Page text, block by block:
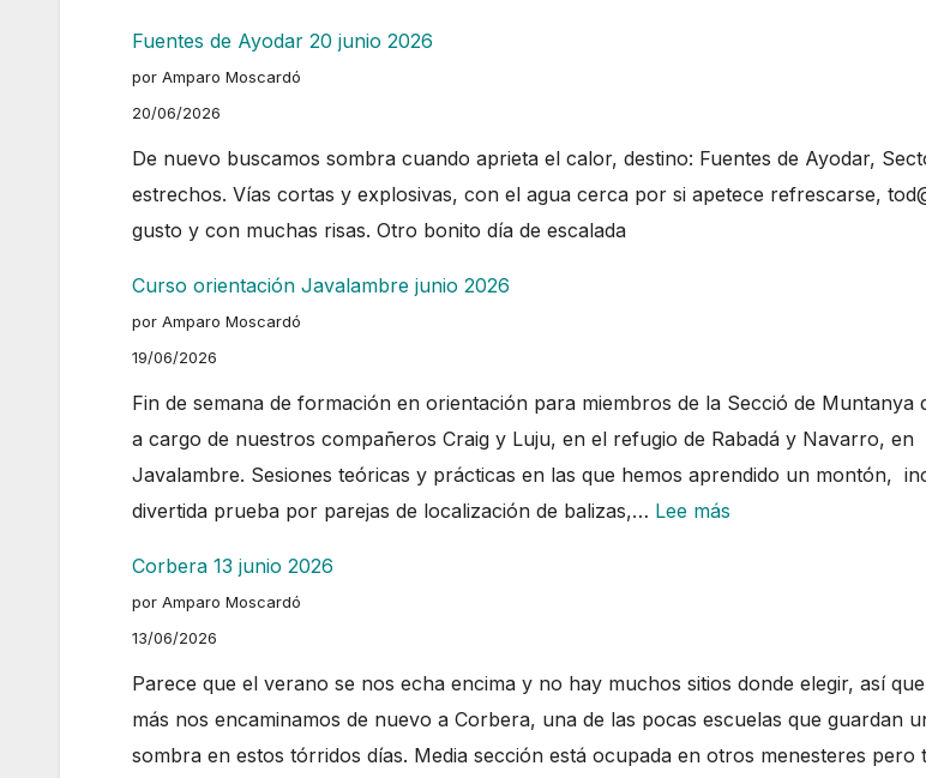
2026
Fuentes de Ayodar 20 junio 2026
por Amparo Moscardó
20/06/2026
De nuevo buscamos sombra cuando aprieta el calor, destino: Fuentes de Ayodar,
estrechos. Vías cortas y explosivas, con el agua cerca por si apetece refrescarse,
gusto y con muchas risas. Otro bonito día de escalada
Curso orientación Javalambre junio 2026
por Amparo Moscardó
19/06/2026
Fin de semana de formación en orientación para miembros de la Secció de Muntanya
a cargo de nuestros compañeros Craig y Luju, en el refugio de Rabadá y Navarro, en
Javalambre. Sesiones teóricas y prácticas en las que hemos aprendido un montón,
divertida prueba por parejas de localización de balizas,… Lee más
2026
Corbera 13 junio 2026
por Amparo Moscardó
13/06/2026
Parece que el verano se nos echa encima y no hay muchos sitios donde elegir, así
más nos encaminamos de nuevo a Corbera, una de las pocas escuelas que guardan
sombra en estos tórridos días. Media sección está ocupada en otros menesteres pero